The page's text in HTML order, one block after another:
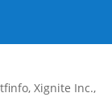
, Xignite Inc.,